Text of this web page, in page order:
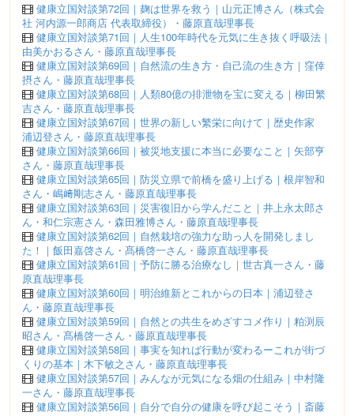
健康立国対談第72回｜麹は世界を救う｜山元正博さん（株式会
社 河内源一郎商店 代表取締役）・藤原直哉理事長
健康立国対談第71回｜人生100年時代を元気に生き抜く呼吸法｜
由美かおるさん・藤原直哉理事長
健康立国対談第69回｜自然流の生き方・自己流の生き方｜窪倖
摂さん・藤原直哉理事長
健康立国対談第68回｜人類80億の排泄物を宝に変える｜柳田繁
吉さん・藤原直哉理事長
健康立国対談第67回｜世界の新しい繁栄に向けて｜歴史作家
浦辺登さん・藤原直哉理事長
健康立国対談第66回｜被災地支援に本当に必要なこと｜矢部亨
さん・藤原直哉理事長
健康立国対談第65回｜防災立県で前橋を盛り上げる｜根岸智和
さん・嶋﨑剛志さん・藤原直哉理事長
健康立国対談第63回｜災害復旧から学んだこと｜井上永太郎さ
ん・和仁宗憲さん・森田雅博さん・藤原直哉理事長
健康立国対談第62回｜自然栽培の強力な助っ人を開発しまし
た！｜飯田嘉啓さん・髙橋啓一さん・藤原直哉理事長
健康立国対談第61回｜予防に勝る治療なし｜世古真一さん・藤
原直哉理事長
健康立国対談第60回｜明治維新とこれからの日本｜浦辺登さ
ん・藤原直哉理事長
健康立国対談第59回｜自然との共生をめざすコメ作り｜粕渕辰
昭さん・髙橋啓一さん・藤原直哉理事長
健康立国対談第58回｜事実を知れば行動が変わるーこれが街づ
くりの基本｜木下敏之さん・藤原直哉理事長
健康立国対談第57回｜みんなが元気になる畑の仕組み｜中村隆
一さん・藤原直哉理事長
健康立国対談第56回｜自分で自分の健康を呼び起こそう｜斎藤